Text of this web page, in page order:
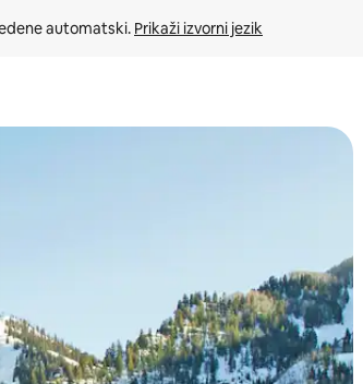
automatski. Prikaži izvorni jezik